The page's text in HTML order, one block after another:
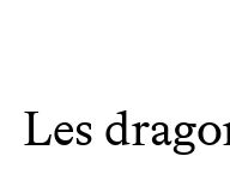
Les